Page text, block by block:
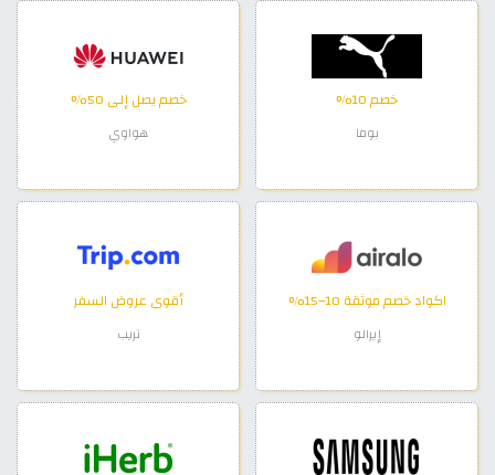
خصم 10%
بوما
خصم يصل إلى 50%
هواوي
اكواد خصم موثقة 10–15%
إيرالو
أقوى عروض السفر
تريب